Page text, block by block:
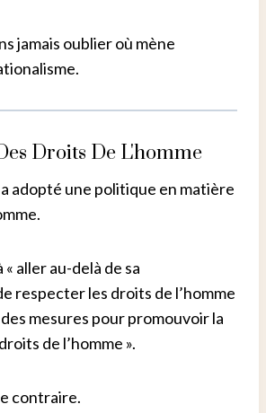
jamais oublier où mène
Droits De L'homme
adopté une politique en matière
« aller au-delà de sa
respecter les droits de l’homme
mesures pour promouvoir la
de l’homme ».
contraire.